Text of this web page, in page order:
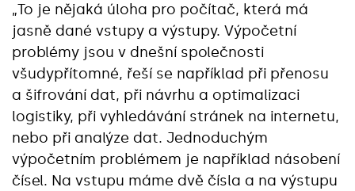
„To je nějaká úloha pro počítač, která má
jasně dané vstupy a výstupy. Výpočetní
problémy jsou v dnešní společnosti
všudypřítomné, řeší se například při přenosu
a šifrování dat, při návrhu a optimalizaci
logistiky, při vyhledávání stránek na internetu,
nebo při analýze dat. Jednoduchým
výpočetním problémem je například násobení
čísel. Na vstupu máme dvě čísla a na výstupu